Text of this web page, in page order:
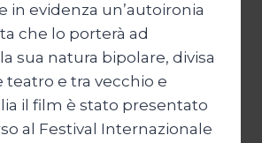
in evidenza un’autoironia
che lo porterà ad
sua natura bipolare, divisa
teatro e tra vecchio e
il film è stato presentato
al Festival Internazionale